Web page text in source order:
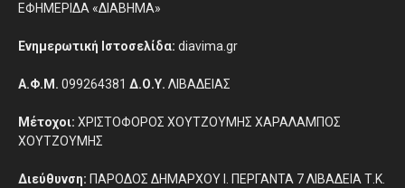
ΕΦΗΜΕΡΙΔΑ «ΔΙΑΒΗΜΑ»
Ενημερωτική Ιστοσελίδα: diavima.gr
Α.Φ.Μ. 099264381 Δ.Ο.Υ. ΛΙΒΑΔΕΙΑΣ
Μέτοχοι: ΧΡΙΣΤΟΦΟΡΟΣ ΧΟΥΤΖΟΥΜΗΣ ΧΑΡΑΛΑΜΠΟΣ
ΧΟΥΤΖΟΥΜΗΣ
Διεύθυνση: ΠΑΡΟΔΟΣ ΔΗΜΑΡΧΟΥ Ι. ΠΕΡΓΑΝΤΑ 7 ΛΙΒΑΔΕΙΑ Τ.Κ.